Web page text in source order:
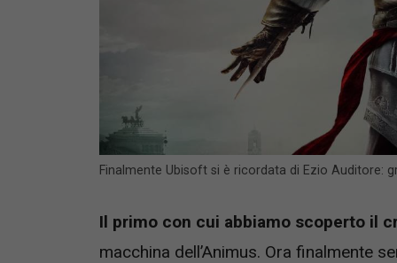
Finalmente Ubisoft si è ricordata di Ezio Auditore:
Il primo con cui abbiamo scoperto il
macchina dell’Animus. Ora finalmente